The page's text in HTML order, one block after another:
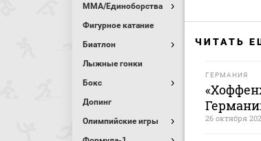
MMA/Единоборства
Фигурное катание
Биатлон
Лыжные гонки
Бокс
Допинг
Олимпийские игры
ЧИТАТЬ
ГЕРМАНИЯ
26 октября